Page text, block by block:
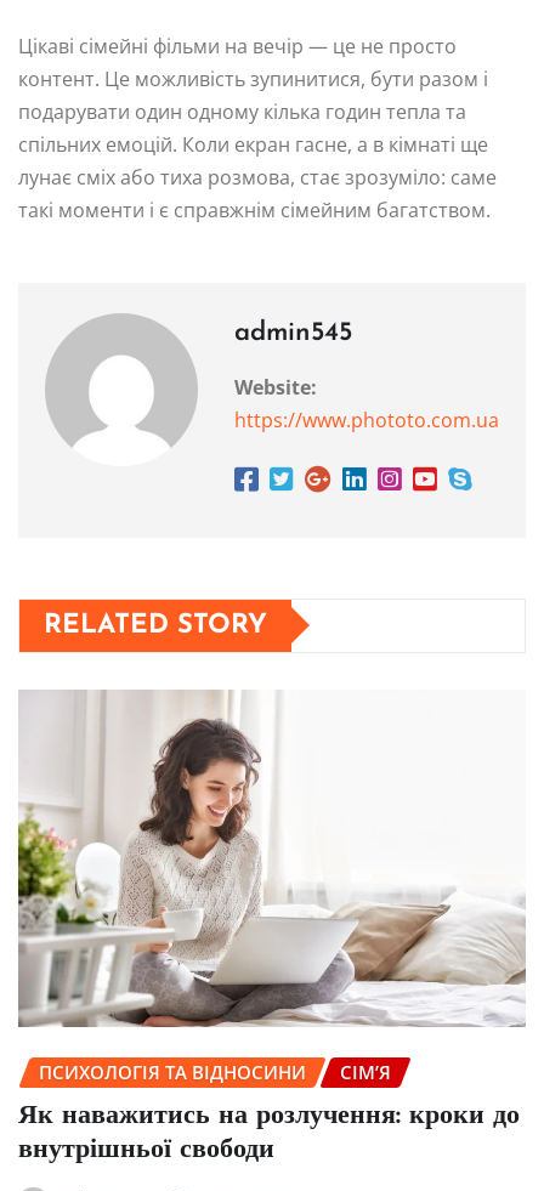
Цікаві сімейні фільми на вечір — це не просто
контент. Це можливість зупинитися, бути разом і
подарувати один одному кілька годин тепла та
спільних емоцій. Коли екран гасне, а в кімнаті ще
лунає сміх або тиха розмова, стає зрозуміло: саме
такі моменти і є справжнім сімейним багатством.
admin545
Website:
https://www.phototo.com.ua
RELATED STORY
ПСИХОЛОГІЯ ТА ВІДНОСИНИ СІМ’Я
Як наважитись на розлучення: кроки до
внутрішньої свободи